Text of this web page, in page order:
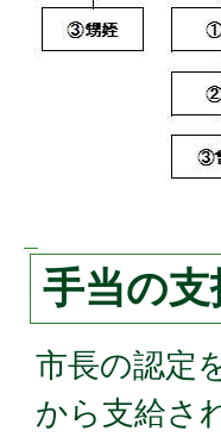
手当の支
市長の認定
から支給さ